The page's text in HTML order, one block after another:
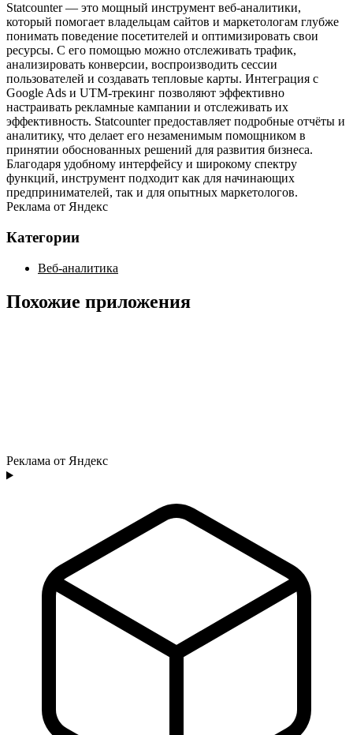
Statcounter — это мощный инструмент веб-аналитики,
который помогает владельцам сайтов и маркетологам глубже
понимать поведение посетителей и оптимизировать свои
ресурсы. С его помощью можно отслеживать трафик,
анализировать конверсии, воспроизводить сессии
пользователей и создавать тепловые карты. Интеграция с
Google Ads и UTM-трекинг позволяют эффективно
настраивать рекламные кампании и отслеживать их
эффективность. Statcounter предоставляет подробные отчёты и
аналитику, что делает его незаменимым помощником в
принятии обоснованных решений для развития бизнеса.
Благодаря удобному интерфейсу и широкому спектру
функций, инструмент подходит как для начинающих
предпринимателей, так и для опытных маркетологов.
Реклама от Яндекс
Категории
Веб-аналитика
Похожие приложения
Реклама от Яндекс